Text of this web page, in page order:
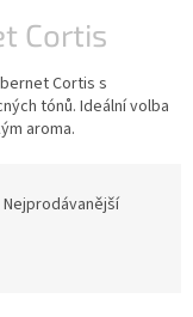
Cortis
Cortis s
tónů. Ideální volba
aroma.
Nejprodávanější